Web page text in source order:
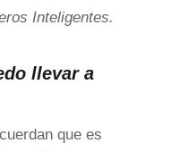
Inteligentes.
llevar a
que es